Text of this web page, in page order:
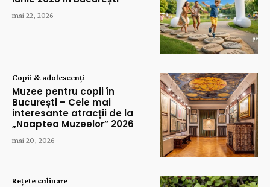
mai 22, 2026
Copii & adolescenți
Muzee pentru copii în
București – Cele mai
interesante atracții de la
„Noaptea Muzeelor” 2026
mai 20, 2026
Rețete culinare